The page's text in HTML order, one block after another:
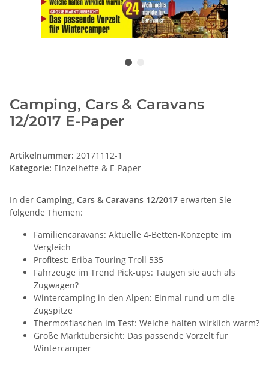
Camping, Cars & Caravans
12/2017 E-Paper
Artikelnummer: 20171112-1
Kategorie: Einzelhefte & E-Paper
In der Camping, Cars & Caravans 12/2017 erwarten Sie
folgende Themen:
Familiencaravans: Aktuelle 4-Betten-Konzepte im
Vergleich
Profitest: Eriba Touring Troll 535
Fahrzeuge im Trend Pick-ups: Taugen sie auch als
Zugwagen?
Wintercamping in den Alpen: Einmal rund um die
Zugspitze
Thermosflaschen im Test: Welche halten wirklich warm?
Große Marktübersicht: Das passende Vorzelt für
Wintercamper